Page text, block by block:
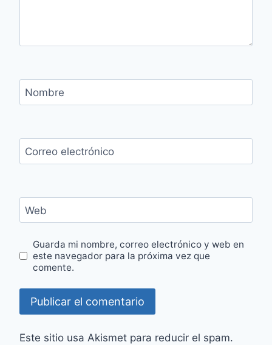
Nombre
Correo electrónico
Web
Guarda mi nombre, correo electrónico y web en
este navegador para la próxima vez que
comente.
Este sitio usa Akismet para reducir el spam.